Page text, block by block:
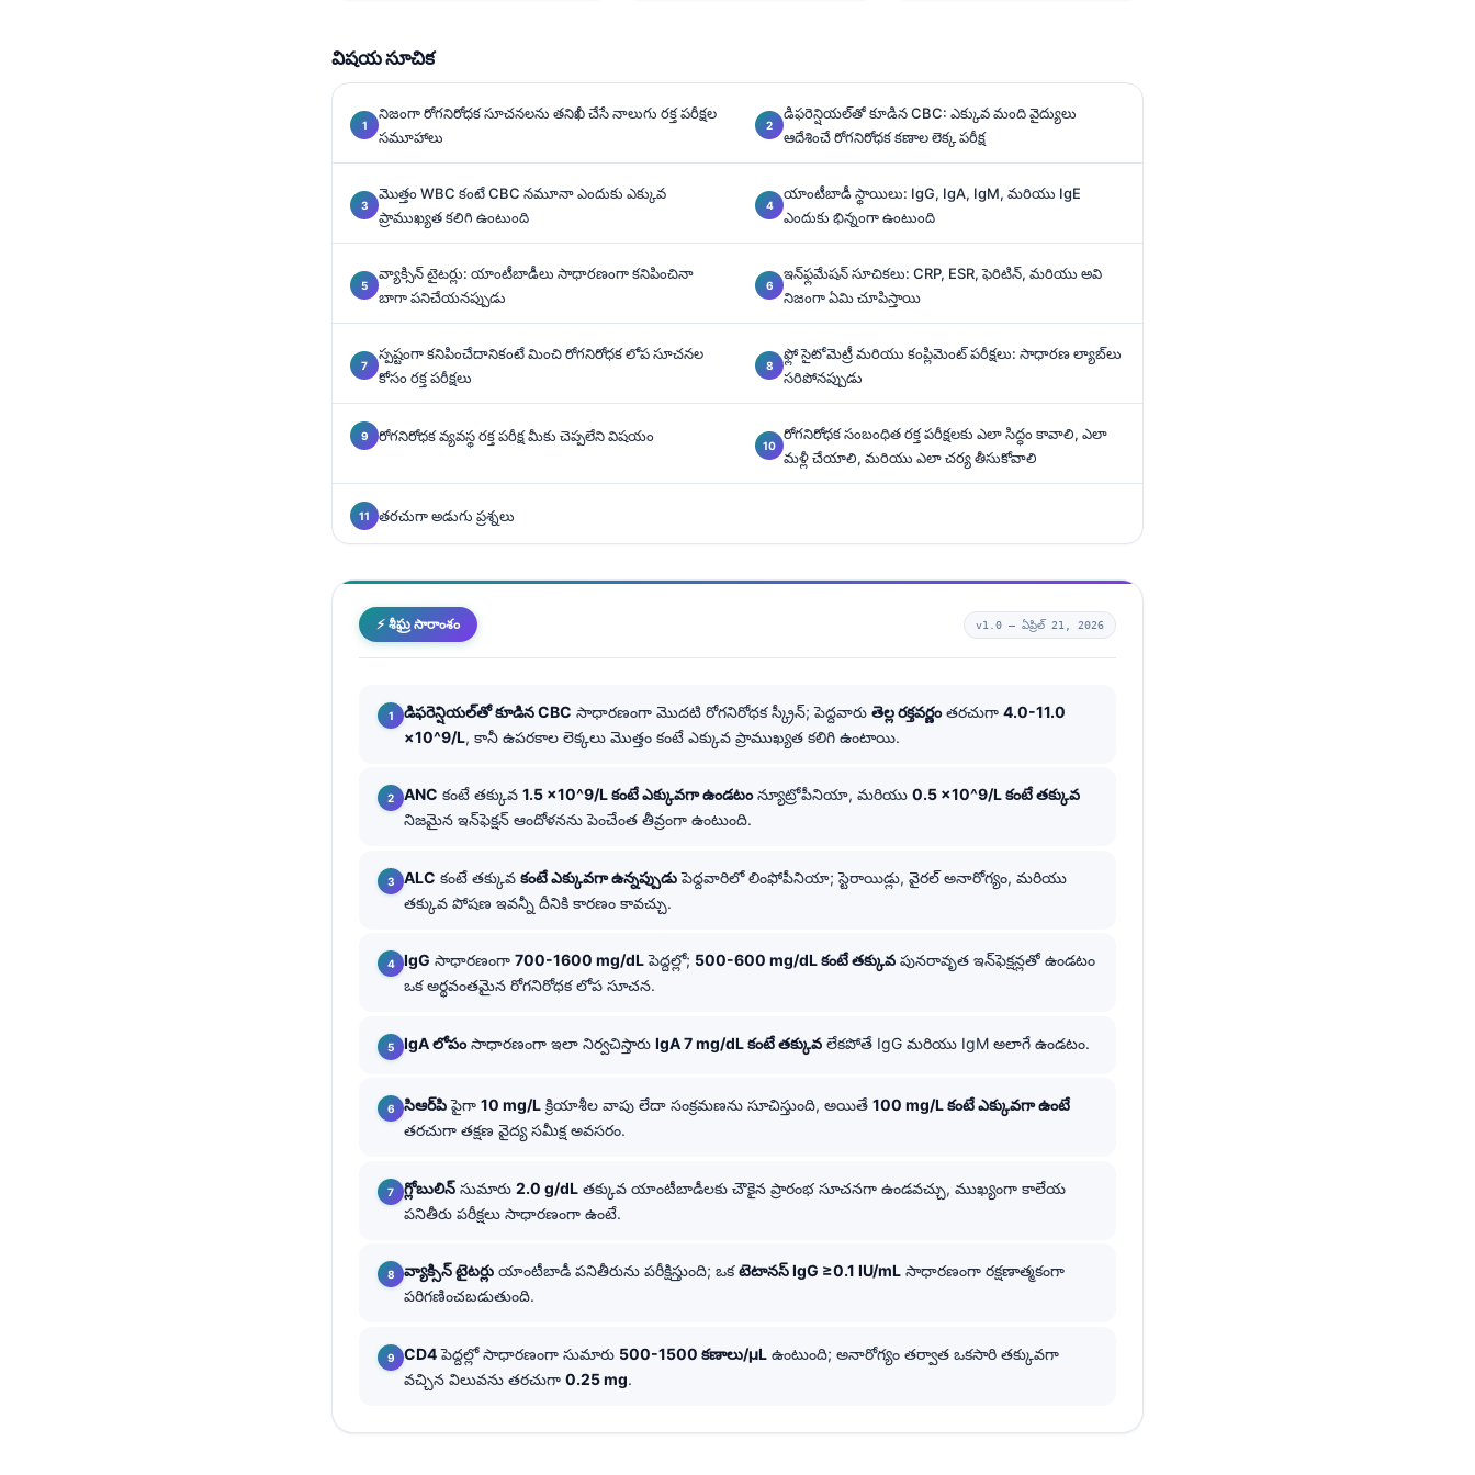
విషయ సూచిక
నిజంగా రోగనిరోధక సూచనలను తనిఖీ చేసే నాలుగు రక్త పరీక్షల
సమూహాలు
డిఫరెన్షియల్‌తో కూడిన CBC: ఎక్కువ మంది వైద్యులు
ఆదేశించే రోగనిరోధక కణాల లెక్క పరీక్ష
మొత్తం WBC కంటే CBC నమూనా ఎందుకు ఎక్కువ
ప్రాముఖ్యత కలిగి ఉంటుంది
యాంటీబాడీ స్థాయిలు: IgG, IgA, IgM, మరియు IgE
ఎందుకు భిన్నంగా ఉంటుంది
వ్యాక్సిన్ టైటర్లు: యాంటీబాడీలు సాధారణంగా కనిపించినా
బాగా పనిచేయనప్పుడు
ఇన్‌ఫ్లమేషన్ సూచికలు: CRP, ESR, ఫెరిటిన్, మరియు అవి
నిజంగా ఏమి చూపిస్తాయి
స్పష్టంగా కనిపించేదానికంటే మించి రోగనిరోధక లోప సూచనల
కోసం రక్త పరీక్షలు
ఫ్లో సైటోమెట్రీ మరియు కంప్లిమెంట్ పరీక్షలు: సాధారణ ల్యాబ్‌లు
సరిపోనప్పుడు
రోగనిరోధక వ్యవస్థ రక్త పరీక్ష మీకు చెప్పలేని విషయం
రోగనిరోధక సంబంధిత రక్త పరీక్షలకు ఎలా సిద్ధం కావాలి, ఎలా
మళ్లీ చేయాలి, మరియు ఎలా చర్య తీసుకోవాలి
తరచుగా అడుగు ప్రశ్నలు
⚡ శీఘ్ర సారాంశం v1.0 — ఏప్రిల్ 21, 2026
డిఫరెన్షియల్‌తో కూడిన CBC సాధారణంగా మొదటి రోగనిరోధక స్క్రీన్; పెద్దవారు తెల్ల రక్తవర్ణంతరచుగా 4.0-11.0
×10^9/L, కానీ ఉపరకాల లెక్కలు మొత్తం కంటే ఎక్కువ ప్రాముఖ్యత కలిగి ఉంటాయి.
ANC కంటే తక్కువ 1.5 ×10^9/L కంటే ఎక్కువగా ఉండటంన్యూట్రోపీనియా, మరియు 0.5 ×10^9/L కంటే తక్కువ
నిజమైన ఇన్‌ఫెక్షన్ ఆందోళనను పెంచేంత తీవ్రంగా ఉంటుంది.
ALC కంటే తక్కువ కంటే ఎక్కువగా ఉన్నప్పుడుపెద్దవారిలో లింఫోపీనియా; స్టెరాయిడ్లు, వైరల్ అనారోగ్యం, మరియు
తక్కువ పోషణ ఇవన్నీ దీనికి కారణం కావచ్చు.
IgG సాధారణంగా 700-1600 mg/dLపెద్దల్లో; 500-600 mg/dL కంటే తక్కువ పునరావృత ఇన్‌ఫెక్షన్లతో ఉండటం
ఒక అర్థవంతమైన రోగనిరోధక లోప సూచన.
IgA లోపంసాధారణంగా ఇలా నిర్వచిస్తారు IgA 7 mg/dL కంటే తక్కువ లేకపోతే IgG మరియు IgM అలాగే ఉండటం.
సిఆర్‌పిపైగా 10 mg/L క్రియాశీల వాపు లేదా సంక్రమణను సూచిస్తుంది, అయితే 100 mg/L కంటే ఎక్కువగా ఉంటే
తరచుగా తక్షణ వైద్య సమీక్ష అవసరం.
గ్లోబులిన్ సుమారు 2.0 g/dL తక్కువ యాంటీబాడీలకు చౌకైన ప్రారంభ సూచనగా ఉండవచ్చు, ముఖ్యంగా కాలేయ
పనితీరు పరీక్షలు సాధారణంగా ఉంటే.
వ్యాక్సిన్ టైటర్లు యాంటీబాడీ పనితీరును పరీక్షిస్తుంది; ఒకటెటానస్ IgG ≥0.1 IU/mL సాధారణంగా రక్షణాత్మకంగా
పరిగణించబడుతుంది.
CD4పెద్దల్లో సాధారణంగా సుమారు 500-1500 కణాలు/µL ఉంటుంది; అనారోగ్యం తర్వాత ఒకసారి తక్కువగా
వచ్చిన విలువను తరచుగా 0.25 mg.